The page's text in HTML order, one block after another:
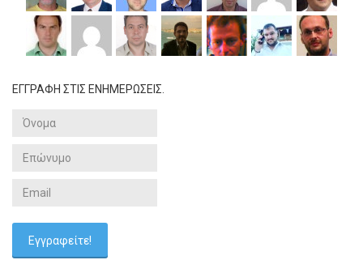
ΕΓΓΡΑΦΗ ΣΤΙΣ ΕΝΗΜΕΡΩΣΕΙΣ.